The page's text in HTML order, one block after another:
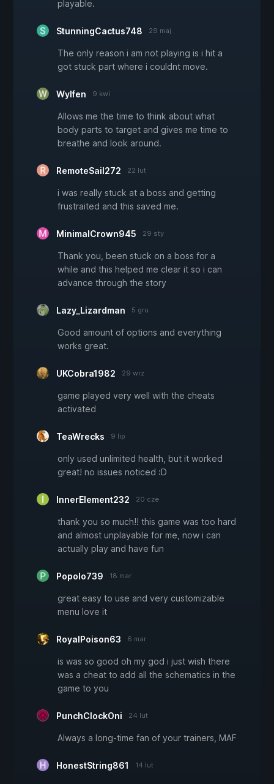
playable.
StunningCactus748 29 maj
The only reason i am not playing is i hit a
got stuck part where i couldnt move.
Wylfen 9 kwi
Allows me the time to think about what
body parts to target and gives me time to
breathe and look around.
RemoteSail272 22 lut
i was really stuck at a boss and getting
frustraited and this saved me.
MinimalCrown945 29 sty
Thank you, been stuck on a boss for a
while and this helped me clear it so i can
advance through the story
Lazy_Lizardman 5 gru
Good amount of options and everything
works great.
UKCobra1982 29 wrz
game played very well with the cheats
activated
TeaWrecks 9 lip
only used unlimited health, but it worked
great! no issues noticed :D
InnerElement232 20 cze
thank you so much!! this game was too hard
and almost unplayable for me, now i can
actually play and have fun
Popolo739 18 mar
great easy to use and very customizable
menu love it
RoyalPoison63 6 mar
is was so good oh my god i just wish there
was a cheat to add all the schematics in the
game to you
PunchClockOni 24 lut
Always a long-time fan of your trainers, MAF
HonestString861 14 lut